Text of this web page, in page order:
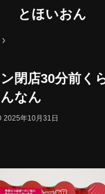
とほいおん
閉店30分前く
なん
2025年10月31日